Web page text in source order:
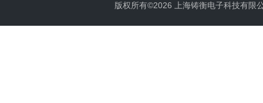
版权所有©2026 上海铸衡电子科技有